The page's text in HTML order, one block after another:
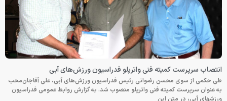
انتصاب سرپرست کمیته فنی واترپلو فدراسیون ورزش‌های آبی
طی حکمی از سوی محسن رضوانی رئیس فدراسیون ورزش‌های آبی، علی آقاجان‌محب
به عنوان سرپرست کمیته فنی واترپلو منصوب شد. به گزارش روابط عمومی فدراسیون
ورزشهای آبی، در متن این